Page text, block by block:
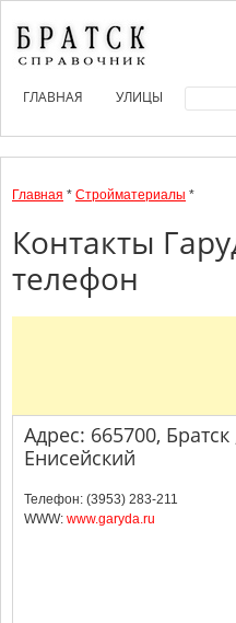
ГЛАВНАЯ УЛИЦЫ
Главная * Стройматериалы *
Контакты
телефон
Адрес: 665700,
Енисейский
Телефон: (3953) 283-211
WWW: www.garyda.ru